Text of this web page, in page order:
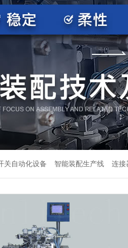
关自动化设备 智能装配生产线 连接